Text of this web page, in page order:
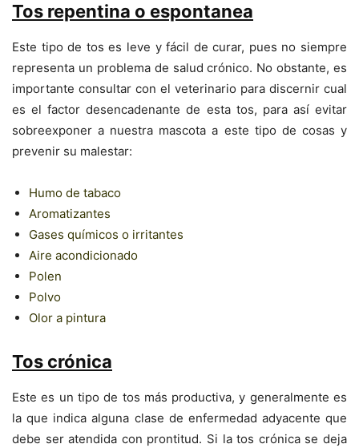
Tos repentina o espontanea
Este tipo de tos es leve y fácil de curar, pues no siempre
representa un problema de salud crónico. No obstante, es
importante consultar con el veterinario para discernir cual
es el factor desencadenante de esta tos, para así evitar
sobreexponer a nuestra mascota a este tipo de cosas y
prevenir su malestar:
Humo de tabaco
Aromatizantes
Gases químicos o irritantes
Aire acondicionado
Polen
Polvo
Olor a pintura
Tos crónica
Este es un tipo de tos más productiva, y generalmente es
la que indica alguna clase de enfermedad adyacente que
debe ser atendida con prontitud. Si la tos crónica se deja